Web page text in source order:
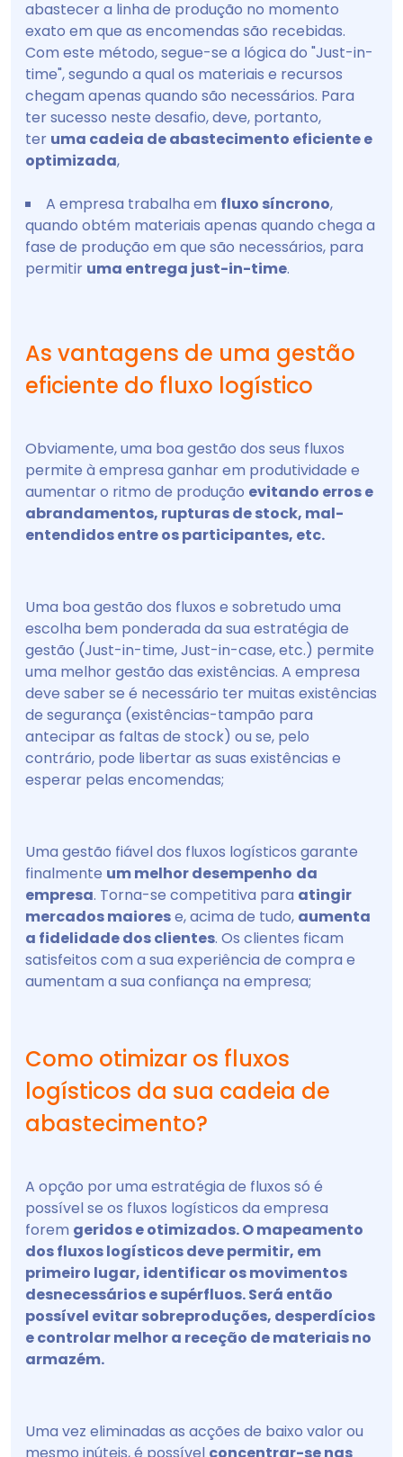
abastecer a linha de produção no momento
exato em que as encomendas são recebidas.
Com este método, segue-se a lógica do "Just-in-
time", segundo a qual os materiais e recursos
chegam apenas quando são necessários. Para
ter sucesso neste desafio, deve, portanto,
ter uma cadeia de abastecimento eficiente e
optimizada,
A empresa trabalha em fluxo síncrono,
quando obtém materiais apenas quando chega a
fase de produção em que são necessários, para
permitir uma entrega just-in-time.
As vantagens de uma gestão
eficiente do fluxo logístico
Obviamente, uma boa gestão dos seus fluxos
permite à empresa ganhar em produtividade e
aumentar o ritmo de produção evitando erros e
abrandamentos, rupturas de stock, mal-
entendidos entre os participantes, etc.
Uma boa gestão dos fluxos e sobretudo uma
escolha bem ponderada da sua estratégia de
gestão (Just-in-time, Just-in-case, etc.) permite
uma melhor gestão das existências. A empresa
deve saber se é necessário ter muitas existências
de segurança (existências-tampão para
antecipar as faltas de stock) ou se, pelo
contrário, pode libertar as suas existências e
esperar pelas encomendas;
Uma gestão fiável dos fluxos logísticos garante
finalmente um melhor desempenho da
empresa. Torna-se competitiva para atingir
mercados maiorese, acima de tudo, aumenta
a fidelidade dos clientes. Os clientes ficam
satisfeitos com a sua experiência de compra e
aumentam a sua confiança na empresa;
Como otimizar os fluxos
logísticos da sua cadeia de
abastecimento?
A opção por uma estratégia de fluxos só é
possível se os fluxos logísticos da empresa
forem geridos e otimizados. O mapeamento
dos fluxos logísticos deve permitir, em
primeiro lugar, identificar os movimentos
desnecessários e supérfluos. Será então
possível evitar sobreproduções, desperdícios
e controlar melhor a receção de materiais no
armazém.
Uma vez eliminadas as acções de baixo valor ou